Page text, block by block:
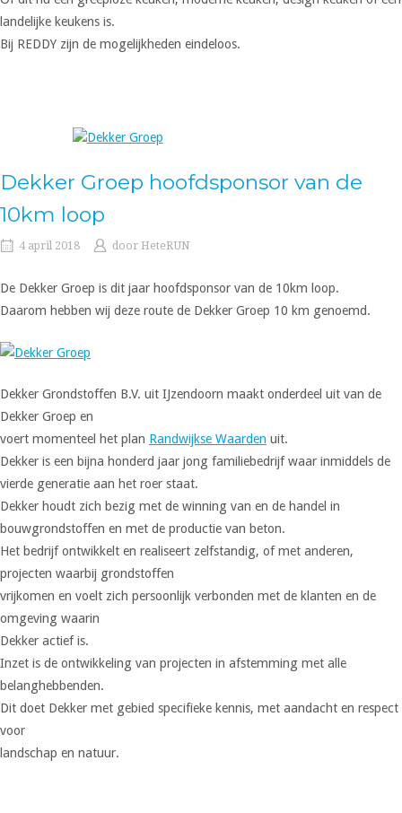
landelijke keukens is.
Bij REDDY zijn de mogelijkheden eindeloos.
Dekker Groep hoofdsponsor van de
10km loop
4 april 2018 door HeteRUN
De Dekker Groep is dit jaar hoofdsponsor van de 10km loop.
Daarom hebben wij deze route de Dekker Groep 10 km genoemd.
Dekker Grondstoffen B.V. uit IJzendoorn maakt onderdeel uit van de
Dekker Groep en
voert momenteel het plan Randwijkse Waarden uit.
Dekker is een bijna honderd jaar jong familiebedrijf waar inmiddels de
vierde generatie aan het roer staat.
Dekker houdt zich bezig met de winning van en de handel in
bouwgrondstoffen en met de productie van beton.
Het bedrijf ontwikkelt en realiseert zelfstandig, of met anderen,
projecten waarbij grondstoffen
vrijkomen en voelt zich persoonlijk verbonden met de klanten en de
omgeving waarin
Dekker actief is.
Inzet is de ontwikkeling van projecten in afstemming met alle
belanghebbenden.
Dit doet Dekker met gebied specifieke kennis, met aandacht en respect
voor
landschap en natuur.